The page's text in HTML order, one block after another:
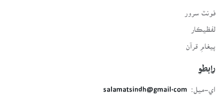
لفظيڪار
پيغامِ قرآن
رابطو
اي-ميل:
salamatsindh@gmail.com